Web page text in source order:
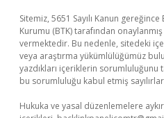
Sitemiz, 5651 Sayılı Kanun
Kurumu (BTK) tarafından
vermektedir. Bu nedenle, sitedeki
veya araştırma yükümlülüğümüz
yazdıkları içeriklerin sorumluluğunu
bu sorumluluğu kabul etmiş
Hukuka ve yasal düzenlemelere